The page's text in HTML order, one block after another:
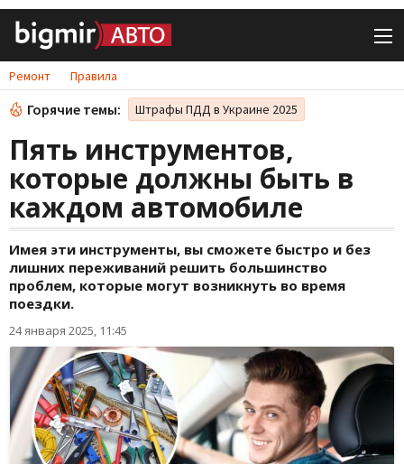
Ремонт Правила
Горячие темы: Штрафы ПДД в Украине 2025
Пять инструментов,
которые должны быть в
каждом автомобиле
Имея эти инструменты, вы сможете быстро и без
лишних переживаний решить большинство
проблем, которые могут возникнуть во время
поездки.
24 января 2025, 11:45